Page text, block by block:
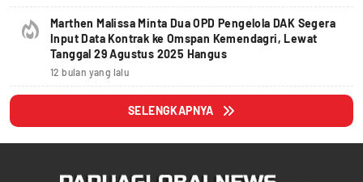
Marthen Malissa Minta Dua OPD Pengelola DAK Segera
Input Data Kontrak ke Omspan Kemendagri, Lewat
Tanggal 29 Agustus 2025 Hangus
12 bulan yang lalu
SELENGKAPNYA